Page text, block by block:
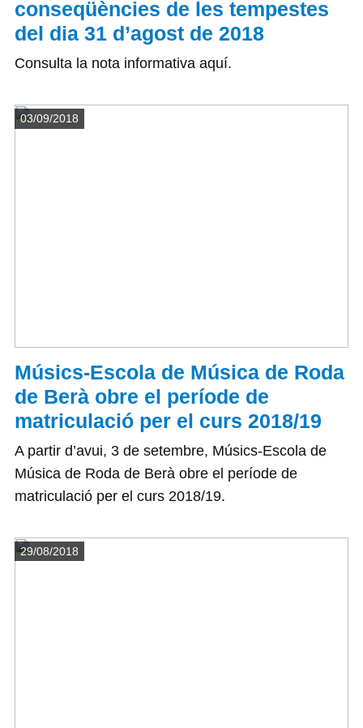
conseqüències de les tempestes
del dia 31 d’agost de 2018
Consulta la nota informativa aquí.
Músics-Escola de Música de Roda
de Berà obre el període de
matriculació per el curs 2018/19
Detalls
03/09/2018
A partir d’avui, 3 de setembre, Músics-Escola de
Música de Roda de Berà obre el període de
matriculació per el curs 2018/19.
Detalls
29/08/2018